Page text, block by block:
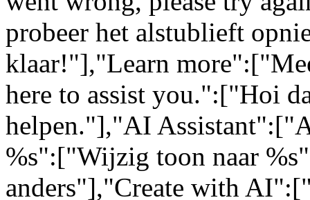
probeer het alstublieft
klaar!"],"Learn
here to assist you.":["Hoi
helpen."],"AI
%s":["Wijzig toon naar
anders"],"Create with